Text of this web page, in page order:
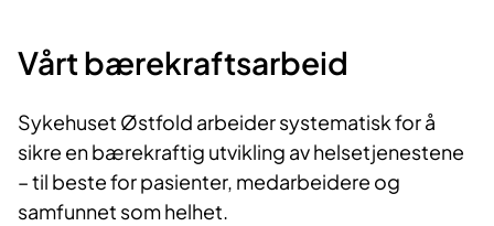
Vårt bærekraftsarbeid
Sykehuset Østfold arbeider systematisk for å
sikre en bærekraftig utvikling av helsetjenestene
– til beste for pasienter, medarbeidere og
samfunnet som helhet.